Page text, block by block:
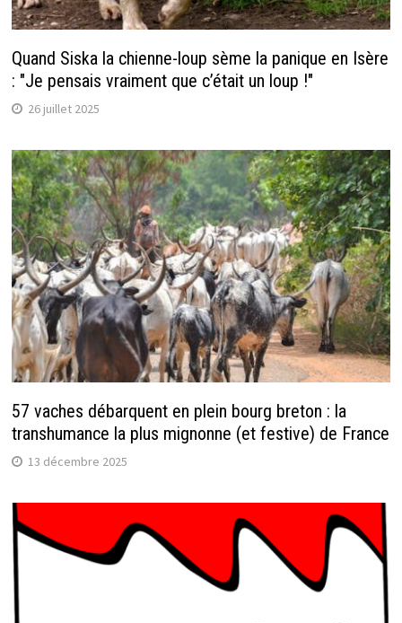
Quand Siska la chienne-loup sème la panique en Isère
: "Je pensais vraiment que c’était un loup !"
26 juillet 2025
57 vaches débarquent en plein bourg breton : la
transhumance la plus mignonne (et festive) de France
13 décembre 2025